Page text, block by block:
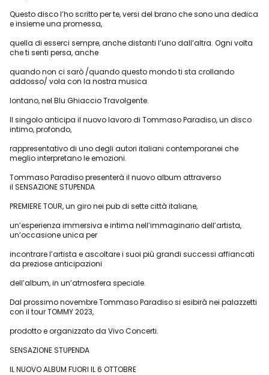
Questo disco l’ho scritto per te, versi del brano che sono una dedica
e insieme una promessa,
quella di esserci sempre, anche distanti l’uno dall’altra. Ogni volta
che ti senti persa, anche
quando non ci sarò /quando questo mondo ti sta crollando
addosso/ vola con la nostra musica
lontano, nel Blu Ghiaccio Travolgente.
Il singolo anticipa il nuovo lavoro di Tommaso Paradiso, un disco
intimo, profondo,
rappresentativo di uno degli autori italiani contemporanei che
meglio interpretano le emozioni.
Tommaso Paradiso presenterà il nuovo album attraverso
il SENSAZIONE STUPENDA
PREMIERE TOUR, un giro nei pub di sette città italiane,
un’esperienza immersiva e intima nell’immaginario dell’artista,
un’occasione unica per
incontrare l’artista e ascoltare i suoi più grandi successi affiancati
da preziose anticipazioni
dell’album, in un’atmosfera speciale.
Dal prossimo novembre Tommaso Paradiso si esibirà nei palazzetti
con il tour TOMMY 2023,
prodotto e organizzato da Vivo Concerti.
SENSAZIONE STUPENDA
IL NUOVO ALBUM FUORI IL 6 OTTOBRE